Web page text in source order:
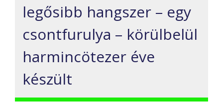
legősibb hangszer – egy
csontfurulya – körülbelül
harmincötezer éve
készült